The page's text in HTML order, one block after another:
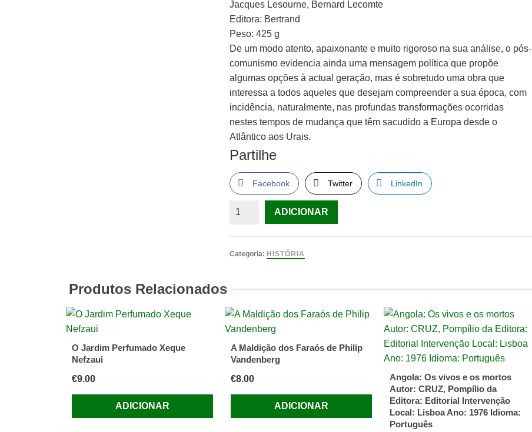
Jacques Lesourne, Bernard Lecomte
Editora: Bertrand
Peso: 425 g
De um modo atento, apaixonante e muito rigoroso na sua análise, o pós-
comunismo evidencia ainda uma mensagem política que propõe
algumas opções à actual geração, mas é sobretudo uma obra que
interessa a todos aqueles que desejam compreender a sua época, com
incidência, naturalmente, nas profundas transformações ocorridas
nestes tempos de mudança que têm sacudido a Europa desde o
Atlântico aos Urais.
Partilhe
Facebook Twitter LinkedIn
Quantidade
Pós-
aos
Urais
Lesourne,
Lecomte
ADICIONAR
Categoria: HISTÓRIA
Produtos Relacionados
O Jardim Perfumado Xeque
Nefzaui
€9.00
ADICIONAR
A Maldição dos Faraós de Philip
Vandenberg
€8.00
ADICIONAR
Angola: Os vivos e os mortos
Autor: CRUZ, Pompílio da
Editora: Editorial Intervenção
Local: Lisboa Ano: 1976 Idioma:
Português